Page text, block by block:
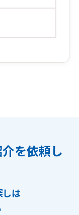
を依頼し
は